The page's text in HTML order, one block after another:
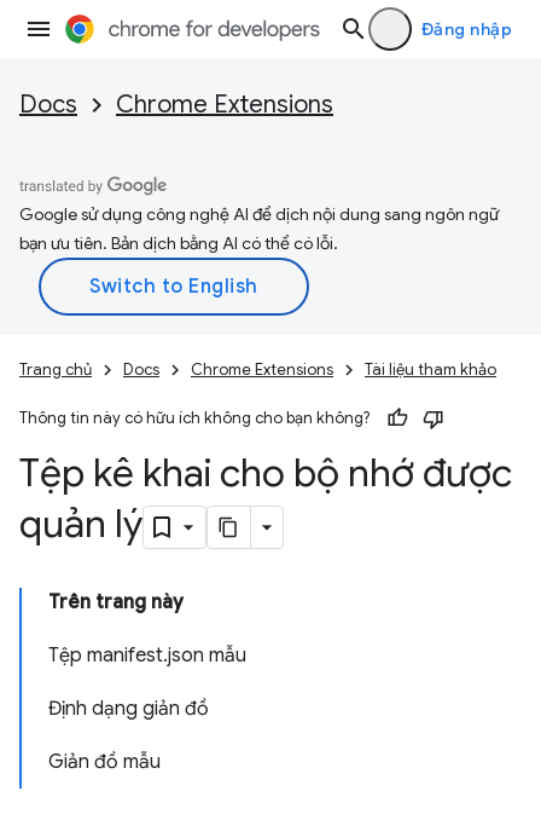
Đăng nhập
Docs Chrome Extensions
Google sử dụng công nghệ AI để dịch nội dung sang ngôn ngữ
bạn ưu tiên. Bản dịch bằng AI có thể có lỗi.
Trang chủ Docs Chrome Extensions Tài liệu tham khảo
Thông tin này có hữu ích không cho bạn không?
Tệp kê khai cho bộ nhớ được
quản lý
Trên trang này
Tệp manifest.json mẫu
Định dạng giản đồ
Giản đồ mẫu